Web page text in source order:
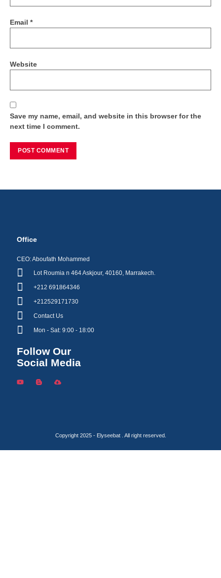
Email *
Website
Save my name, email, and website in this browser for the
next time I comment.
Office
CEO: Aboufath Mohammed
Lot Roumia n 464 Askjour, 40160, Marrakech.
+212 691864346
+212529171730
Contact Us
Mon - Sat: 9:00 - 18:00
Follow Our
Social Media
Copyright 2025 - Elyseebat . All right reserved.